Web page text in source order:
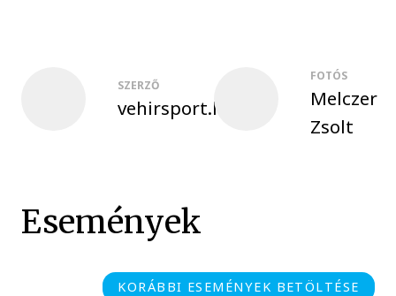
SZERZŐ
vehirsport.hu
FOTÓS
Melczer
Zsolt
Események
KORÁBBI ESEMÉNYEK BETÖLTÉSE